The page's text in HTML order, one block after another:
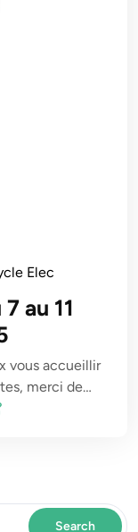
Elec
au 11
vous accueillir
merci de…